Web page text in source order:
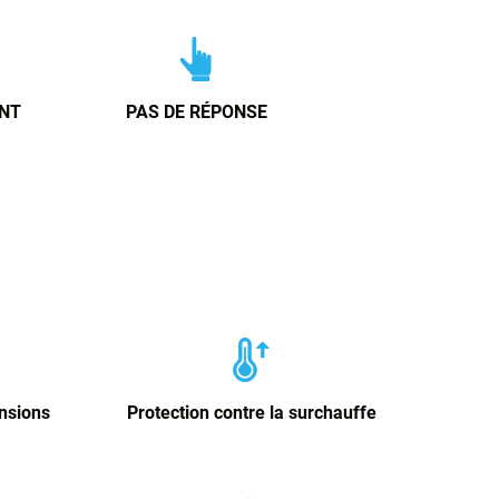
PAS DE RÉPONSE
Protection contre la surchauffe